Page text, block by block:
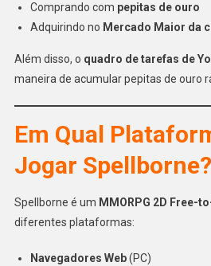
Comprando com pepitas de ouro
Adquirindo no Mercado Maior da
Além disso, o quadro de tarefas de
maneira de acumular pepitas de ouro
Em Qual
Jogar Spellborne?
Spellborne é um MMORPG 2D Free-
diferentes plataformas:
Navegadores Web(PC)